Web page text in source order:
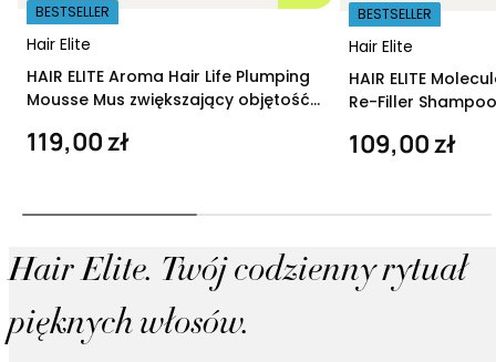
Hair Elite
BESTSELLER
HAIR ELITE Aroma Hair Life Plumping
Mousse Mus zwiększający objętość
119,00 zł
Hair Elite
BESTSELLER
HAIR ELITE
Re-Filler
109,00 zł
Hair Elite. Twój codzienny rytuał
pięknych włosów.